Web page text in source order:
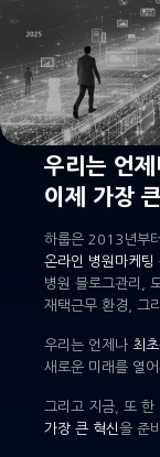
우리는 언제
이제 가장
하룹은 2013년부
온라인 병원마케팅
병원 블로그관리,
재택근무 환경, 그
우리는 언제나 최
새로운 미래를 열
그리고 지금, 또 한
가장 큰 혁신을 준